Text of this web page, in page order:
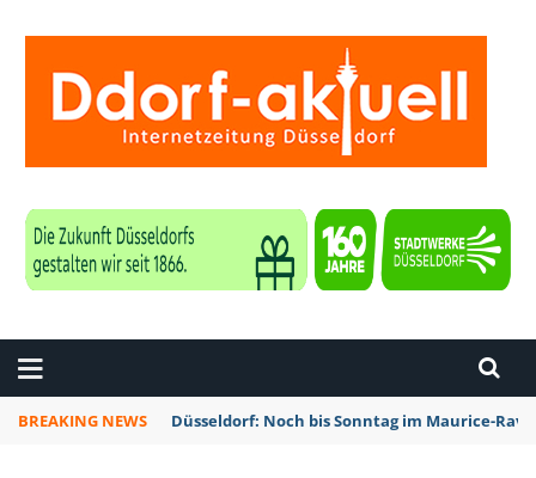
BREAKING NEWS Düsseldorf: Noch bis Sonntag im Maurice-